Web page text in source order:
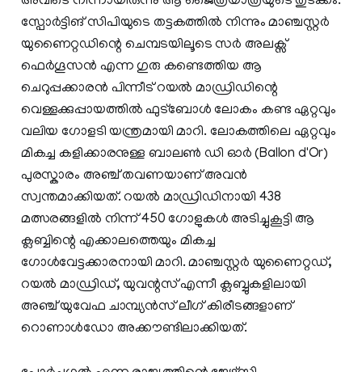
സ്പോർട്ടിങ് സിപിയുടെ തട്ടകത്തിൽ നിന്നും മാഞ്ചസ്റ്റർ
യുണൈറ്റഡിന്റെ ചെമ്പടയിലൂടെ സർ അലക്സ്
ഫെർഗൂസൻ എന്ന ഗുരു കണ്ടെത്തിയ ആ
ചെറുപ്പക്കാരൻ പിന്നീട് റയൽ മാഡ്രിഡിന്റെ
വെള്ളക്കുപ്പായത്തിൽ ഫുട്ബോൾ ലോകം കണ്ട ഏറ്റവും
വലിയ ഗോളടി യന്ത്രമായി മാറി. ലോകത്തിലെ ഏറ്റവും
മികച്ച കളിക്കാരനുള്ള ബാലൺ ഡി ഓർ (Ballon d'Or)
പുരസ്കാരം അഞ്ച് തവണയാണ് അവൻ
സ്വന്തമാക്കിയത്. റയൽ മാഡ്രിഡിനായി 438
മത്സരങ്ങളിൽ നിന്ന് 450 ഗോളുകൾ അടിച്ചുകൂട്ടി ആ
ക്ലബ്ബിന്റെ എക്കാലത്തെയും മികച്ച
ഗോൾവേട്ടക്കാരനായി മാറി. മാഞ്ചസ്റ്റർ യുണൈറ്റഡ്,
റയൽ മാഡ്രിഡ്, യുവന്റസ് എന്നീ ക്ലബ്ബുകളിലായി
അഞ്ച് യുവേഫ ചാമ്പ്യൻസ് ലീഗ് കിരീടങ്ങളാണ്
റൊണാൾഡോ അക്കൗണ്ടിലാക്കിയത്.